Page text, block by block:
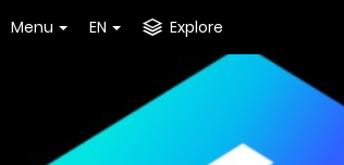
Menu EN Explore